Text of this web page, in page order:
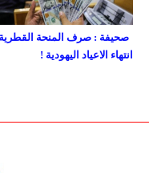
صحيفة : صرف المنحة
انتهاء الاعياد اليهودية !